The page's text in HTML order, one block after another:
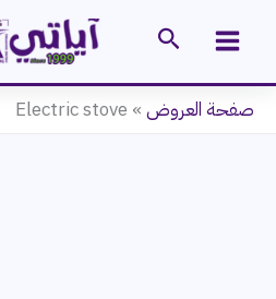
البحث
صفحة العروض »
Electric stove